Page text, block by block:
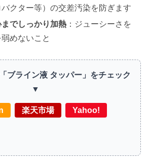
クター等）の交差汚染を防ぎます
でしっかり加熱 ：ジューシーさを
めないこと
ブライン液 タッパー」をチェック
▼
楽天市場 Yahoo!